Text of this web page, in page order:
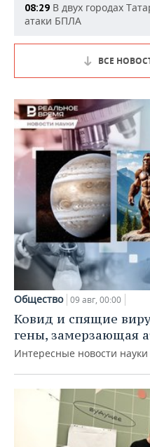
08:29 В двух городах
атаки БПЛА
ВСЕ
Общество 09 авг, 00:00
Ковид и спящие
гены, замерзающая
Интересные новости